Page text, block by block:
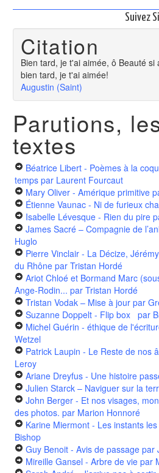
Suivez
Citation
Bien tard, je t'ai aimée, ô Beauté si
bien tard, je t'ai aimée!
Augustin (Saint)
Parutions,
textes
Béatrice Libert - Poèmes à la
temps par Laurent Fourcaut
Mary Oliver - Amérique primitive
Étienne Vaunac - Ni de furieux
Isabelle Lévesque - Rien du pire
James Sacré – Compagnie de
Huglo
Pierre Vinclair - La Décize,
du Rhône par Tristan Hordé
Ariot Chloé et Bormand Marc
Ange-Rodin... par Tristan Hordé
Tristan Vodak – Mise à jour par
Suzanne Doppelt - Flip box par
Michel Guérin - éthique de
Wetzel
Patrick Laupin - Le Reste de nos
Leroy
Ariane Dreyfus - Une histoire
Julien Starck – Naviguer sur la
John Berger - Et nos visages,
des photos. par Marion Honnoré
Karine Miermont - Les instants
Bishop
Guy Benoit - Avis de passage par
Mireille Gansel - Arbre de vie par